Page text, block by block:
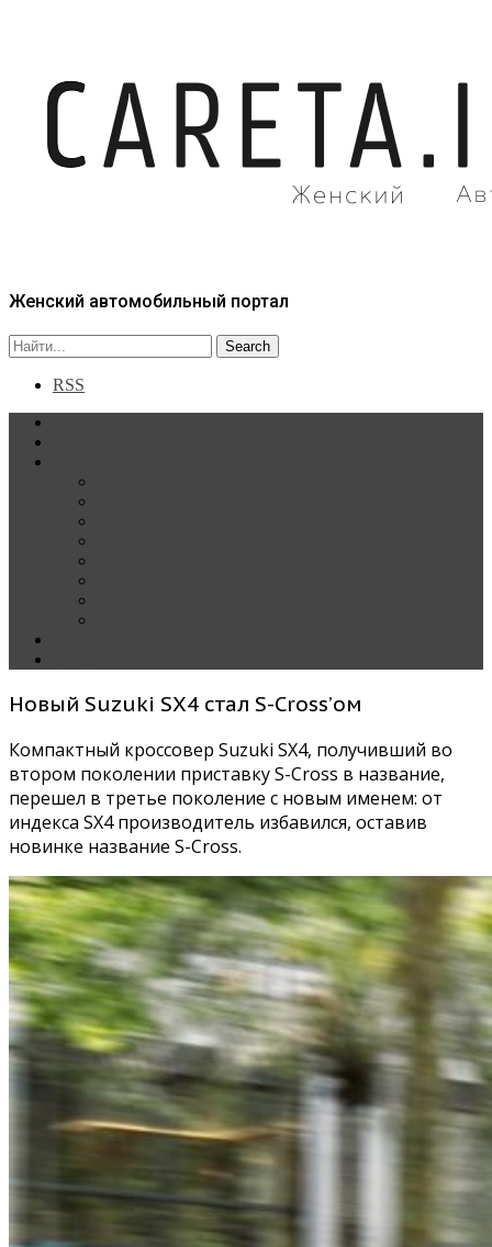
Женский автомобильный портал
RSS
Новый Suzuki SX4 стал S-Cross’ом
Компактный кроссовер Suzuki SX4, получивший во
втором поколении приставку S-Cross в название,
перешел в третье поколение с новым именем: от
индекса SX4 производитель избавился, оставив
новинке название S-Cross.